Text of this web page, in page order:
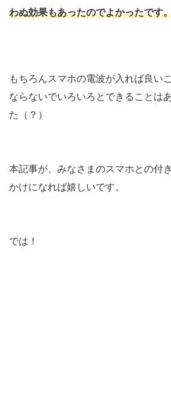
わぬ効果もあったのでよかったです
もちろんスマホの電波が入れば良い
ならないでいろいろとできることは
た（？）
本記事が、みなさまのスマホとの付
かけになれば嬉しいです。
では！